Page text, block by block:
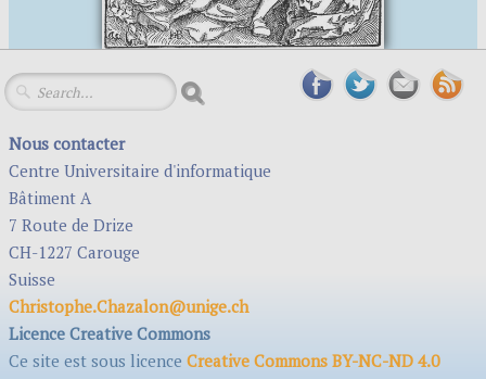
Nous contacter
Centre Universitaire d'informatique
Bâtiment A
7 Route de Drize
CH-1227 Carouge
Suisse
Christophe.Chazalon@unige.ch
Licence Creative Commons
Ce site est sous licence Creative Commons BY-NC-ND 4.0